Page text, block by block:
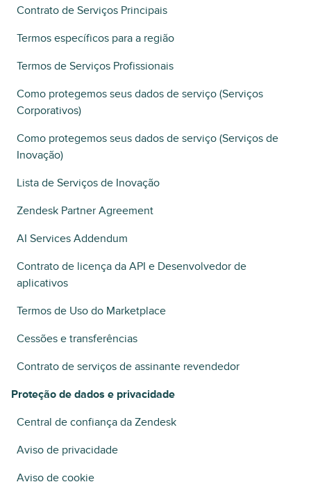
Contrato de Serviços Principais
Termos específicos para a região
Termos de Serviços Profissionais
Como protegemos seus dados de serviço (Serviços
Corporativos)
Como protegemos seus dados de serviço (Serviços de
Inovação)
Lista de Serviços de Inovação
Zendesk Partner Agreement
AI Services Addendum
Contrato de licença da API e Desenvolvedor de
aplicativos
Termos de Uso do Marketplace
Cessões e transferências
Contrato de serviços de assinante revendedor
Proteção de dados e privacidade
Central de confiança da Zendesk
Aviso de privacidade
Aviso de cookie